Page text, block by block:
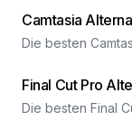
Camtasia
Die besten
Final Cut Pro
Die besten Final